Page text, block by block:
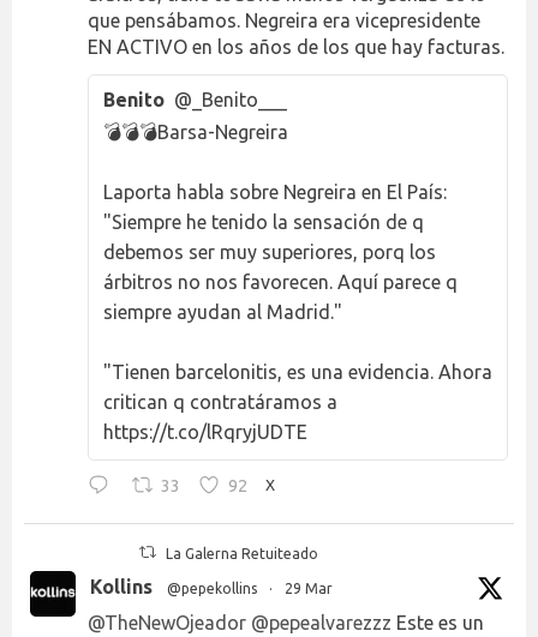
que pensábamos. Negreira era vicepresidente
EN ACTIVO en los años de los que hay facturas.
Benito @_Benito___
💣💣💣Barsa-Negreira
Laporta habla sobre Negreira en El País:
"Siempre he tenido la sensación de q
debemos ser muy superiores, porq los
árbitros no nos favorecen. Aquí parece q
siempre ayudan al Madrid."
"Tienen barcelonitis, es una evidencia. Ahora
critican q contratáramos a
https://t.co/lRqryjUDTE
33 92 X
La Galerna Retuiteado
Kollins @pepekollins · 29 Mar
@TheNewOjeador @pepealvarezzz Este es un